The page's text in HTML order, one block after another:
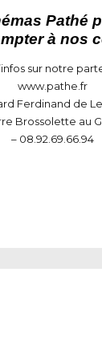
Pathé
à nos
sur notre
www.pathe.fr
Ferdinand de
Brossolette au
– 08.92.69.66.94